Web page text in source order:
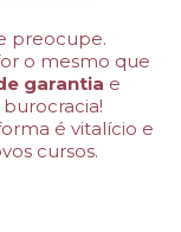
preocupe.
o mesmo que
garantia e
é vitalício e
cursos.